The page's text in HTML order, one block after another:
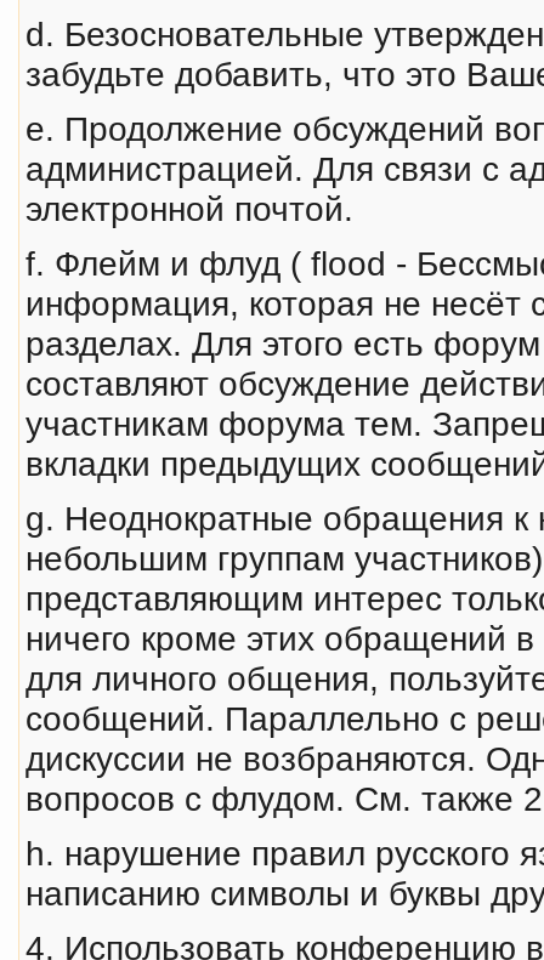
d. Безосновательные
забудьте добавить, что это
e. Продолжение обсyждений
администрацией. Для связи с
электронной почтой.
f. Флейм и флуд ( flood -
инфоpмация, которая не несёт
разделах. Для этого есть
составляют обсуждение
участникам форума тем.
вкладки предыдущих
g. Неоднократные обращения к
небольшим группам
представляющим интерес
ничего кроме этих обращений
для личного общения,
сообщений. Параллельно с
дискуссии не возбраняются.
вопросов с флудом. См. также
h. нарушение правил русского
написанию символы и буквы
4. Использовать конференцию в